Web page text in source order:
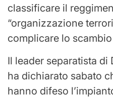
classificare il
“organizzazione
complicare lo
Il leader separatista di
ha dichiarato sabato
hanno difeso